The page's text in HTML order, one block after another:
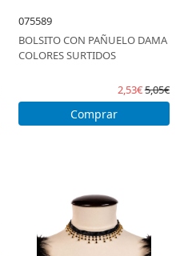
075589
BOLSITO CON PAÑUELO DAMA
COLORES SURTIDOS
2,53€5,05€
Comprar